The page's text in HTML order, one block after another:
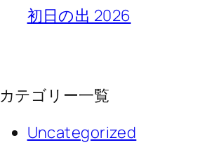
初日の出 2026
カテゴリー一覧
Uncategorized